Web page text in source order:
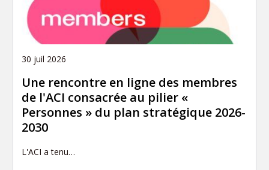
30 juil 2026
Une rencontre en ligne des membres
de l'ACI consacrée au pilier «
Personnes » du plan stratégique 2026-
2030
L'ACI a tenu…